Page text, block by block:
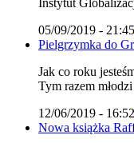
05/09/2019 - 21:45
Pielgrzymka do
Jak co roku
Tym razem
12/06/2019 - 16:52
Nowa książka